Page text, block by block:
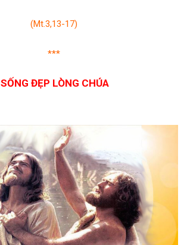
(Mt.3,13-17)
***
SỐNG ĐẸP LÒNG CHÚA